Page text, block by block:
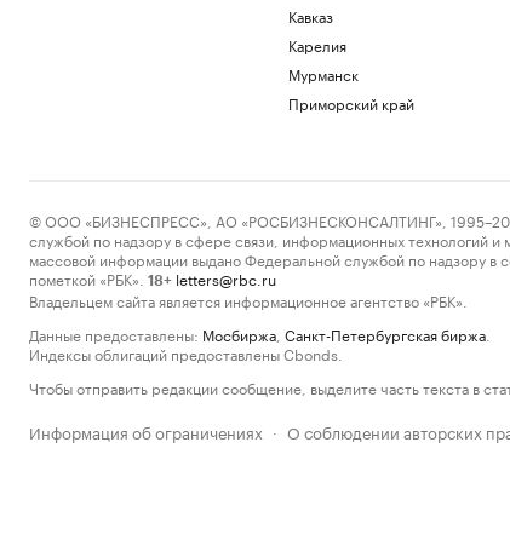
Кавказ
Карелия
Мурманск
Приморский край
© ООО «БИЗНЕСПРЕСС», АО «РОСБИЗНЕСКОНСАЛТИНГ», 1995–2026.
службой по надзору в сфере связи, информационных технологий
массовой информации выдано Федеральной службой по надзору
пометкой «РБК».
18+ letters@rbc.ru
Владельцем сайта является информационное агентство «РБК».
Данные предоставлены: Мосбиржа Санкт-Петербургская биржа
Индексы облигаций предоставлены Cbonds.
Чтобы отправить редакции сообщение, выделите часть текста в
Информация об ограничениях · О соблюдении авторских